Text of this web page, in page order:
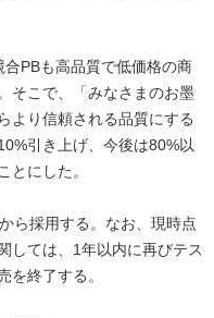
PBも高品質で低価格の商
そこで、「みなさまのお墨
より信頼される品質にする
引き上げ、今後は80%以
とにした。
ら採用する。なお、現時点
しては、1年以内に再びテス
を終了する。